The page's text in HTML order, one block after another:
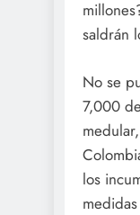
saldrán
No se
7,000
los